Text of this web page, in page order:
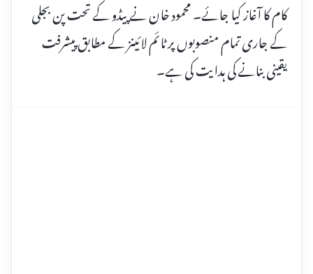
کام کا آغاز کیا جائے۔ محمود خان نے پیڈو کے تحت پن بجلی
کے جاری تمام منصوبوں پر ٹائم لائینز کے مطابق پیشرفت
یقینی بنانے کی ہدایت کی ہے۔